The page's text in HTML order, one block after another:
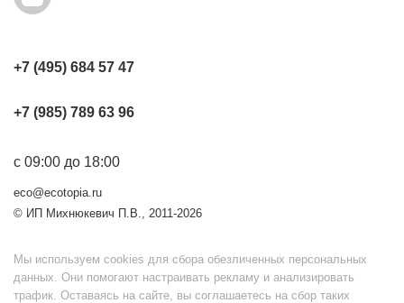
+7 (495) 684 57 47
+7 (985) 789 63 96
с 09:00 до 18:00
eco@ecotopia.ru
© ИП Михнюкевич П.В., 2011-2026
Мы используем cookies для сбора обезличенных персональных
данных. Они помогают настраивать рекламу и анализировать
трафик. Оставаясь на сайте, вы соглашаетесь на сбор таких